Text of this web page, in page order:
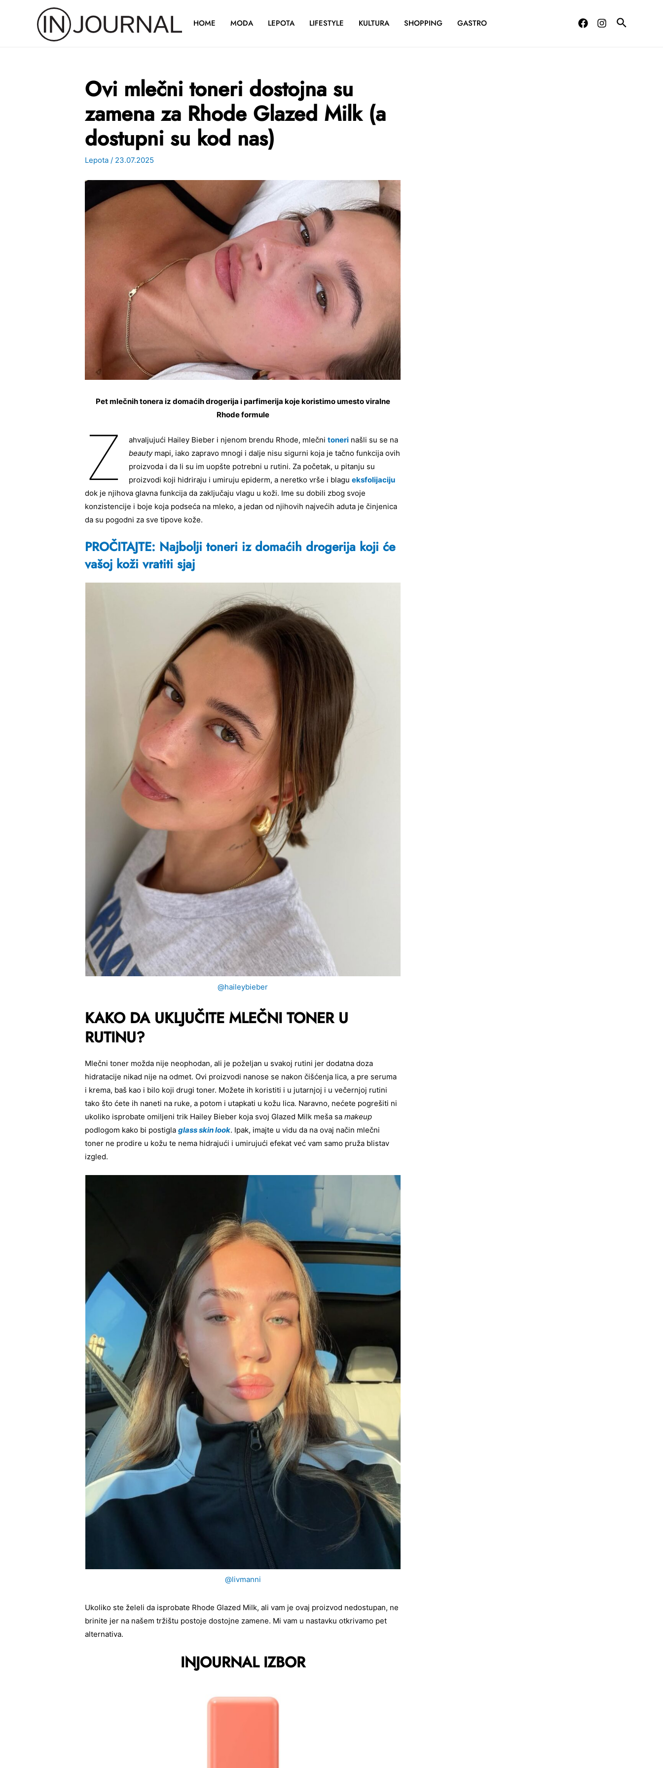
HOME MODA LEPOTA LIFESTYLE KULTURA SHOPPING GASTRO
Ovi mlečni toneri dostojna su
zamena za Rhode Glazed Milk (a
dostupni su kod nas)
Lepota / 23.07.2025
Pet mlečnih tonera iz domaćih drogerija i parfimerija koje koristimo umesto viralne
Rhode formule
Z ahvaljujući Hailey Bieber i njenom brendu Rhode, mlečni tonerinašli su se na
beautymapi, iako zapravo mnogi i dalje nisu sigurni koja je tačno funkcija ovih
proizvoda i da li su im uopšte potrebni u rutini. Za početak, u pitanju su
proizvodi koji hidriraju i umiruju epiderm, a neretko vrše i blagu eksfolijaciju
dok je njihova glavna funkcija da zaključaju vlagu u koži. Ime su dobili zbog svoje
konzistencije i boje koja podseća na mleko, a jedan od njihovih najvećih aduta je činjenica
da su pogodni za sve tipove kože.
PROČITAJTE: Najbolji toneri iz domaćih drogerija koji će
vašoj koži vratiti sjaj
@haileybieber
KAKO DA UKLJUČITE MLEČNI TONER U
RUTINU?
Mlečni toner možda nije neophodan, ali je poželjan u svakoj rutini jer dodatna doza
hidratacije nikad nije na odmet. Ovi proizvodi nanose se nakon čišćenja lica, a pre seruma
i krema, baš kao i bilo koji drugi toner. Možete ih koristiti i u jutarnjoj i u večernjoj rutini
tako što ćete ih naneti na ruke, a potom i utapkati u kožu lica. Naravno, nećete pogrešiti ni
ukoliko isprobate omiljeni trik Hailey Bieber koja svoj Glazed Milk meša samakeup
podlogom kako bi postiglaglass skin look. Ipak, imajte u vidu da na ovaj način mlečni
toner ne prodire u kožu te nema hidrajući i umirujući efekat već vam samo pruža blistav
izgled.
@livmanni
Ukoliko ste želeli da isprobate Rhode Glazed Milk, ali vam je ovaj proizvod nedostupan, ne
brinite jer na našem tržištu postoje dostojne zamene. Mi vam u nastavku otkrivamo pet
alternativa.
INJOURNAL IZBOR